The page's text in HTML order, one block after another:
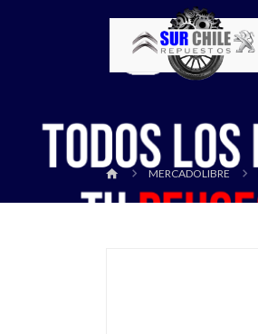
MERCADOLIBRE